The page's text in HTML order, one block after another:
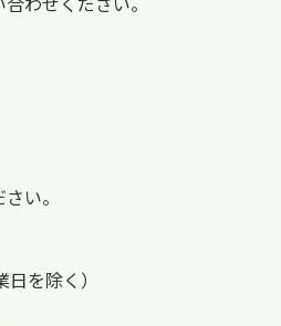
い。
を除く）